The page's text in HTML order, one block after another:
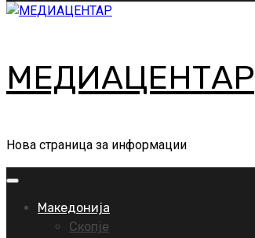
МЕДИАЦЕНТАР
Нова страница за информации
Primary
Македонија
Скопје